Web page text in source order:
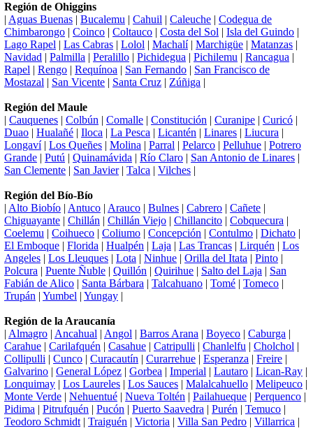
Región de Ohiggins
| Aguas Buenas | Bucalemu | Cahuil | Caleuche | Codegua de
Chimbarongo | Coinco | Coltauco | Costa del Sol | Isla del Guindo |
Lago Rapel | Las Cabras | Lolol | Machalí| Marchigüe | Matanzas |
Navidad | Palmilla | Peralillo | Pichidegua | Pichilemu | Rancagua |
Rapel | Rengo | Requínoa | San Fernando | San Francisco de
Mostazal | San Vicente | Santa Cruz | Zúñiga |
Región del Maule
| Cauquenes | Colbún | Comalle | Constitución | Curanipe | Curicó |
Duao | Hualañé | Iloca | La Pesca | Licantén | Linares | Liucura |
Longaví| Los Queñes | Molina | Parral | Pelarco | Pelluhue | Potrero
Grande | Putú | Quinamávida | Río Claro | San Antonio de Linares |
San Clemente | San Javier| Talca | Vilches |
Región del Bío-Bío
| Alto Biobío | Antuco | Arauco | Bulnes | Cabrero | Cañete |
Chiguayante | Chillán | Chillán Viejo | Chillancito | Cobquecura |
Coelemu | Coihueco | Coliumo | Concepción | Contulmo | Dichato |
El Emboque | Florida | Hualpén | Laja | Las Trancas | Lirquén | Los
Angeles | Los Lleuques | Lota | Ninhue | Orilla del Itata | Pinto |
Polcura | Puente Ñuble | Quillón | Quirihue | Salto del Laja | San
Fabián de Alico | Santa Bárbara | Talcahuano | Tomé | Tomeco |
Trupán | Yumbel | Yungay |
Región de la Araucanía
| Almagro | Ancahual | Angol | Barros Arana | Boyeco | Caburga |
Carahue | Carilafquén | Casahue | Catripulli | Chanlelfu | Cholchol |
Collipulli | Cunco | Curacautín | Curarrehue | Esperanza | Freire |
Galvarino | General López | Gorbea | Imperial | Lautaro | Lican-Ray |
Lonquimay | Los Laureles | Los Sauces | Malalcahuello | Melipeuco |
Monte Verde | Nehuentué | Nueva Toltén | Pailahueque | Perquenco |
Pidima | Pitrufquén | Pucón | Puerto Saavedra | Purén | Temuco |
Teodoro Schmidt | Traiguén | Victoria | Villa San Pedro | Villarrica |